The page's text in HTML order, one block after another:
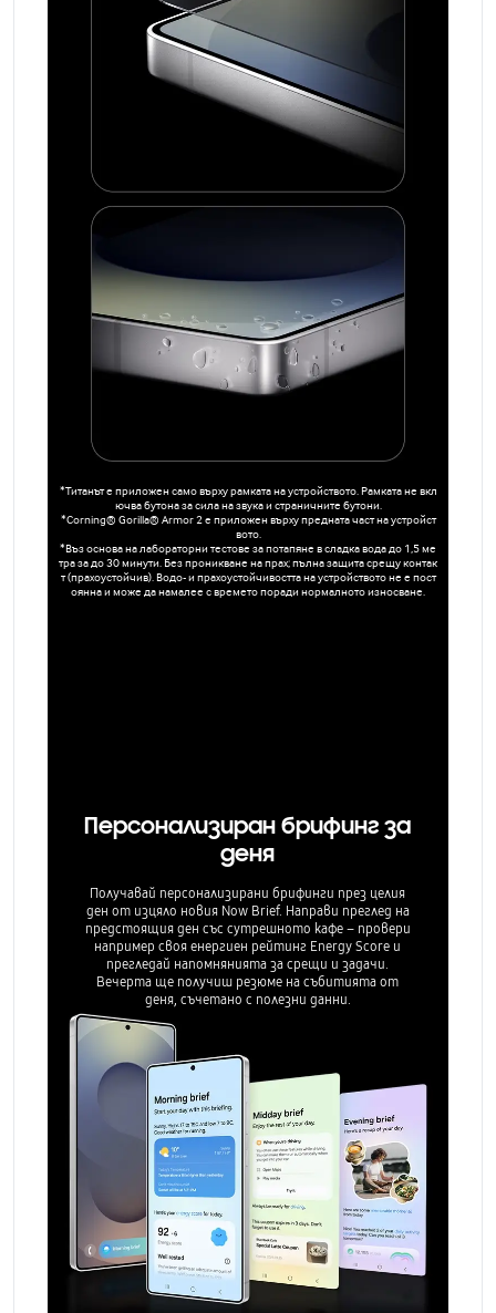
*Титанът е приложен само върху рамката на устройството. Рамката не вкл
ючва бутона за сила на звука и страничните бутони.
*Corning® Gorilla® Armor 2 е приложен върху предната част на устройст
вото.
*Въз основа на лабораторни тестове за потапяне в сладка вода до 1,5 ме
тра за до 30 минути. Без проникване на прах; пълна защита срещу контак
т (прахоустойчив). Водо- и прахоустойчивостта на устройството не е пост
оянна и може да намалее с времето поради нормалното износване.
Персонализиран брифинг за
деня
Получавай персонализирани брифинги през целия
ден от изцяло новия Now Brief. Направи преглед на
предстоящия ден със сутрешното кафе – провери
например своя енергиен рейтинг Energy Score и
прегледай напомнянията за срещи и задачи.
Вечерта ще получиш резюме на събитията от
деня, съчетано с полезни данни.